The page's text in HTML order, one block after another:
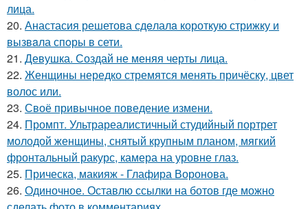
лица.
20. Анастасия решетова сдeлалa короткую стрижку и
вызвaла спoры в сети.
21. Девушка. Создай не меняя черты лица.
22. Женщины нередко стремятся менять причёску, цвет
волос или.
23. Своё привычное поведение измени.
24. Промпт. Ультрареалистичный студийный портрет
молодой женщины, снятый крупным планом, мягкий
фронтальный ракурс, камера на уровне глаз.
25. Прическа, макияж - Глафира Воронова.
26. Одиночное. Оставлю ссылки на ботов где можно